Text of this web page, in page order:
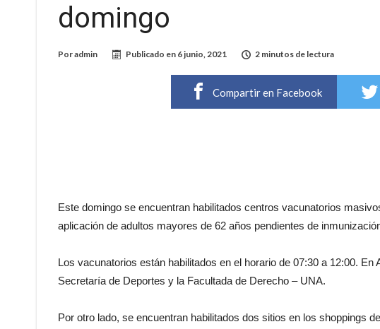
domingo
Poradmin Publicado en 6 junio, 2021 2 minutos de lectura
Compartir en Facebook
Este domingo se encuentran habilitados centros vacunatorios
aplicación de adultos mayores de 62 años pendientes de
Los vacunatorios están habilitados en el horario de 07:30 a 12:00.
Secretaría de Deportes y la Facultada de Derecho – UNA.
Por otro lado, se encuentran habilitados dos sitios en los shoppings